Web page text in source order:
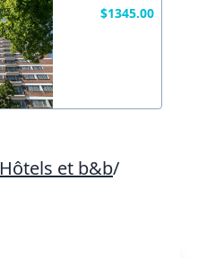
$1345.00
Hôtels et b&b/